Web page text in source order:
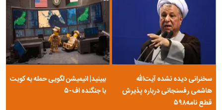
سخنرانی دیده نشده آیت‌الله
هاشمی رفسنجانی درباره پذیرش
قطع نامه۵۹۸
ببینید| انیمیشن لگویی حمله به کویت
با جنگنده اف-۵